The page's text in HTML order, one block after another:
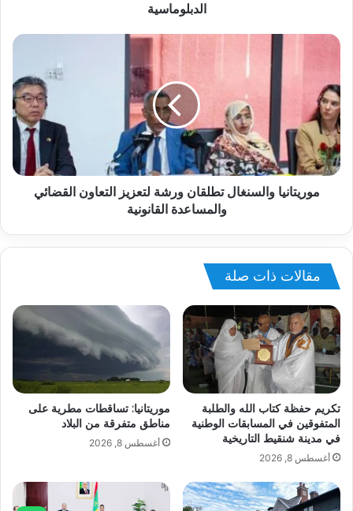
الدبلوماسية
موريتانيا والسنغال تطلقان ورشة لتعزيز التعاون القضائي
والمساعدة القانونية
مقالات ذات صلة
تكريم حفظة كتاب الله والطلبة
المتفوقين في المسابقات الوطنية
في مدينة شنقيط التاريخية
أغسطس 8, 2026
موريتانيا: تساقطات مطرية على
مناطق متفرقة من البلاد
أغسطس 8, 2026